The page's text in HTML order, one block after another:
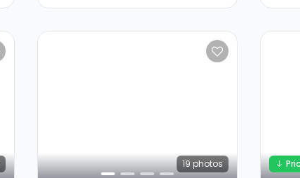
19 photos